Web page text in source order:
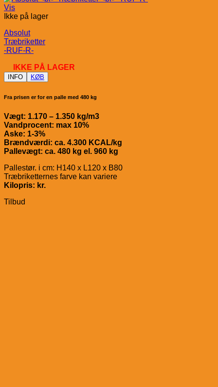
Vis
Ikke på lager
Absolut
Træbriketter
-RUF-R-
IKKE PÅ LAGER
INFO KØB
Fra prisen er for en palle med 480 kg
Vægt: 1.170 – 1.350 kg/m3
Vandprocent: max 10%
Aske: 1-3%
Brændværdi: ca. 4.300 KCAL/kg
Pallevægt: ca. 480 kg el. 960 kg
Pallestør. i cm: H140 x L120 x B80
Træbriketternes farve kan variere
Kilopris: kr.
Tilbud